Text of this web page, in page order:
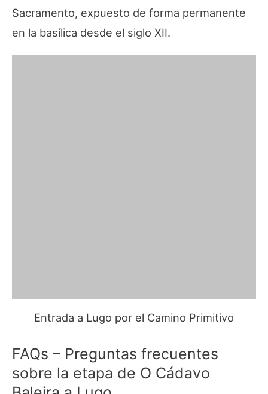
Sacramento, expuesto de forma permanente
en la basílica desde el siglo XII.
Entrada a Lugo por el Camino Primitivo
FAQs – Preguntas frecuentes
sobre la etapa de O Cádavo